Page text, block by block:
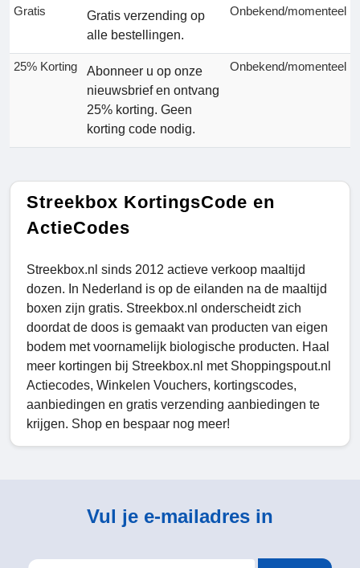
Gratis
Gratis verzending op
alle bestellingen.
Onbekend/momenteel
25% Korting
Abonneer u op onze
nieuwsbrief en ontvang
25% korting. Geen
korting code nodig.
Onbekend/momenteel
Streekbox KortingsCode en
ActieCodes
Streekbox.nl sinds 2012 actieve verkoop maaltijd
dozen. In Nederland is op de eilanden na de maaltijd
boxen zijn gratis. Streekbox.nl onderscheidt zich
doordat de doos is gemaakt van producten van eigen
bodem met voornamelijk biologische producten. Haal
meer kortingen bij Streekbox.nl met Shoppingspout.nl
Actiecodes, Winkelen Vouchers, kortingscodes,
aanbiedingen en gratis verzending aanbiedingen te
krijgen. Shop en bespaar nog meer!
Vul je e-mailadres in